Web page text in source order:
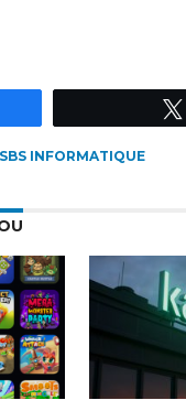
SBS INFORMATIQUE